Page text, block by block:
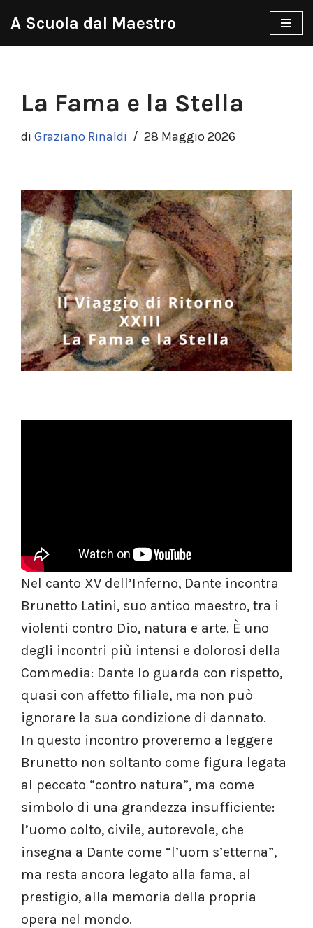
A Scuola dal Maestro
La Fama e la Stella
di Graziano Rinaldi 28 Maggio 2026
Nel canto XV dell’Inferno, Dante incontra
Brunetto Latini, suo antico maestro, tra i
violenti contro Dio, natura e arte. È uno
degli incontri più intensi e dolorosi della
Commedia: Dante lo guarda con rispetto,
quasi con affetto filiale, ma non può
ignorare la sua condizione di dannato.
In questo incontro proveremo a leggere
Brunetto non soltanto come figura legata
al peccato “contro natura”, ma come
simbolo di una grandezza insufficiente:
l’uomo colto, civile, autorevole, che
insegna a Dante come “l’uom s’etterna”,
ma resta ancora legato alla fama, al
prestigio, alla memoria della propria
opera nel mondo.